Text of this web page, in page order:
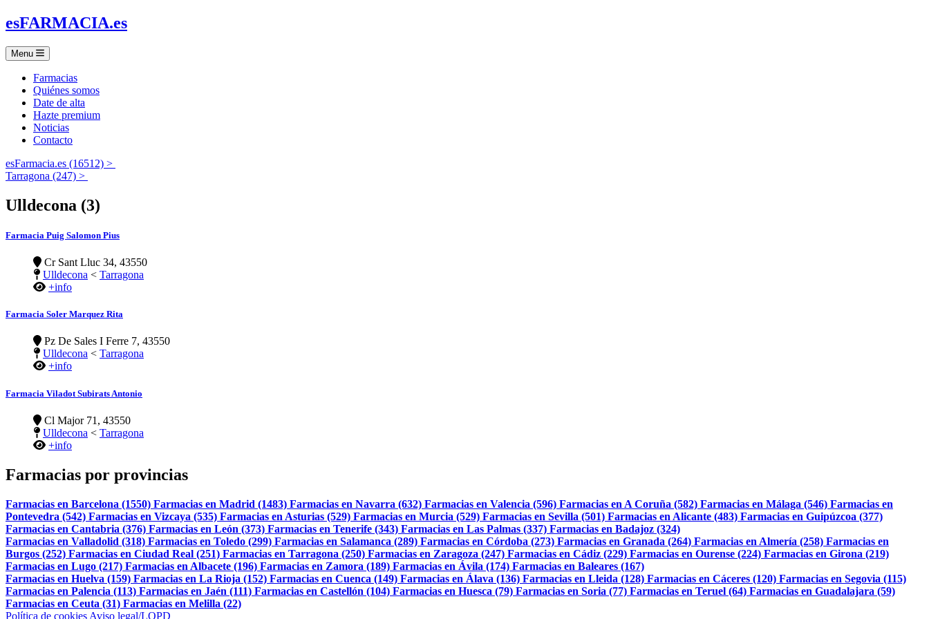
esFARMACIA.es
Menu
Farmacias
Quiénes somos
Date de alta
Hazte premium
Noticias
Contacto
esFarmacia.es (16512) >
Tarragona (247) >
Ulldecona (3)
Farmacia Puig Salomon Pius
Cr Sant Lluc 34, 43550
Ulldecona < Tarragona
+info
Farmacia Soler Marquez Rita
Pz De Sales I Ferre 7, 43550
Ulldecona < Tarragona
+info
Farmacia Viladot Subirats Antonio
Cl Major 71, 43550
Ulldecona < Tarragona
+info
Farmacias por provincias
Farmacias en Barcelona (1550) Farmacias en Madrid (1483) Farmacias en Navarra (632) Farmacias en Valencia (596) Farmacias en A Coruña (582) Farmacias en Málaga (546) Farmacias en
Pontevedra (542) Farmacias en Vizcaya (535) Farmacias en Asturias (529) Farmacias en Murcia (529) Farmacias en Sevilla (501) Farmacias en Alicante (483) Farmacias en Guipúzcoa (377)
Farmacias en Cantabria (376) Farmacias en León (373) Farmacias en Tenerife (343) Farmacias en Las Palmas (337) Farmacias en Badajoz (324)
Farmacias en Valladolid (318) Farmacias en Toledo (299) Farmacias en Salamanca (289) Farmacias en Córdoba (273) Farmacias en Granada (264) Farmacias en Almería (258) Farmacias en
Burgos (252) Farmacias en Ciudad Real (251) Farmacias en Tarragona (250) Farmacias en Zaragoza (247) Farmacias en Cádiz (229) Farmacias en Ourense (224) Farmacias en Girona (219)
Farmacias en Lugo (217) Farmacias en Albacete (196) Farmacias en Zamora (189) Farmacias en Ávila (174) Farmacias en Baleares (167)
Farmacias en Huelva (159) Farmacias en La Rioja (152) Farmacias en Cuenca (149) Farmacias en Álava (136) Farmacias en Lleida (128) Farmacias en Cáceres (120) Farmacias en Segovia (115)
Farmacias en Palencia (113) Farmacias en Jaén (111) Farmacias en Castellón (104) Farmacias en Huesca (79) Farmacias en Soria (77) Farmacias en Teruel (64) Farmacias en Guadalajara (59)
Farmacias en Ceuta (31) Farmacias en Melilla (22)
Política de cookies Aviso legal/LOPD